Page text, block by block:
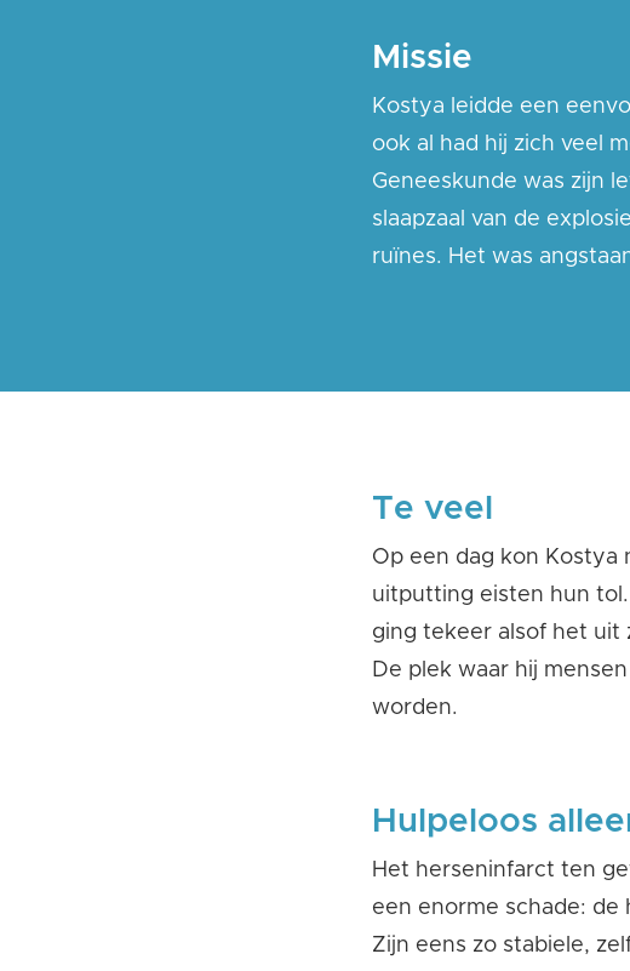
Missie
Kostya leidde een
ook al had hij zich veel
Geneeskunde was zijn
slaapzaal van de
ruïnes. Het was
Te veel
Op een dag kon Kostya
uitputting eisten hun
ging tekeer alsof het uit
De plek waar hij
worden.
Hulpeloos
Het herseninfarct ten
een enorme schade: de
Zijn eens zo stabiele,